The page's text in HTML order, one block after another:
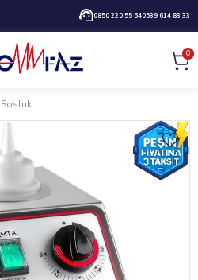
0850 220 55 640539 614 83 33
0
Sosluk